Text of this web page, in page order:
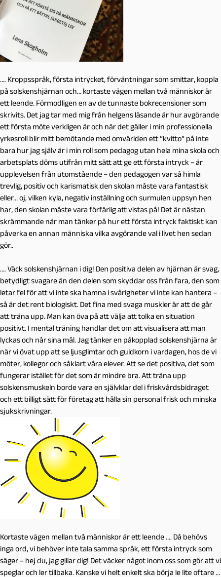
…. Kroppsspråk, första intrycket, förväntningar som smittar, koppla
på solskenshjärnan och… kortaste vägen mellan två människor är
ett leende. Förmodligen en av de tunnaste bokrecensioner som
skrivits. Det jag tar med mig från helgens läsande är hur avgörande
ett första möte verkligen är och när det gäller i min professionella
yrkesroll blir mitt bemötande med omvärlden ett ”kvitto” på inte
bara hur jag själv är i min roll som pedagog utan hela mina skola och
arbetsplats döms utifrån mitt sätt att ge ett första intryck – är
upplevelsen från utomstående – den pedagogen var så himla
trevlig, positiv och karismatisk den skolan måste vara fantastisk
eller… oj, vilken kyla, negativ inställning och surmulen uppsyn hen
har, den skolan måste vara förfärlig att vistas på! Det är nästan
skrämmande när man tänker på hur ett första intryck faktiskt kan
påverka en annan människa vilka avgörande val i livet hen sedan
gör..
…. Väck solskenshjärnan i dig! Den positiva delen av hjärnan är svag,
betydligt svagare än den delen som skyddar oss från fara, den som
letar fel för att vi inte ska hamna i svårigheter vi inte kan hantera –
så är det rent biologiskt. Det fina med svaga muskler är att de går
att träna upp. Man kan öva på att välja att tolka en situation
positivt. I mental träning handlar det om att visualisera att man
lyckas och når sina mål. Jag tänker en påkopplad solskenshjärna är
när vi övat upp att se ljusglimtar och guldkorn i vardagen, hos de vi
möter, kollegor och såklart våra elever. Att se det positiva, det som
fungerar istället för det som är mindre bra. Att träna upp
solskensmuskeln borde vara en självklar del i friskvårdsbidraget
och ett billigt sätt för företag att hålla sin personal frisk och minska
sjukskrivningar.
Kortaste vägen mellan två människor är ett leende …. Då behövs
inga ord, vi behöver inte tala samma språk, ett första intryck som
säger – hej du, jag gillar dig! Det väcker något inom oss som gör att vi
speglar och ler tillbaka. Kanske vi helt enkelt ska börja le lite oftare …